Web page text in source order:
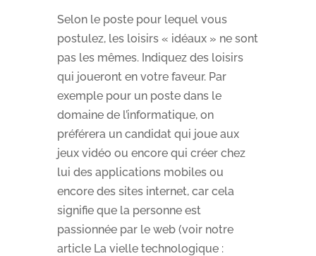
Selon le poste pour lequel vous
postulez, les loisirs « idéaux » ne sont
pas les mêmes. Indiquez des loisirs
qui joueront en votre faveur. Par
exemple pour un poste dans le
domaine de l’informatique, on
préférera un candidat qui joue aux
jeux vidéo ou encore qui créer chez
lui des applications mobiles ou
encore des sites internet, car cela
signifie que la personne est
passionnée par le web (voir notre
article La vielle technologique :